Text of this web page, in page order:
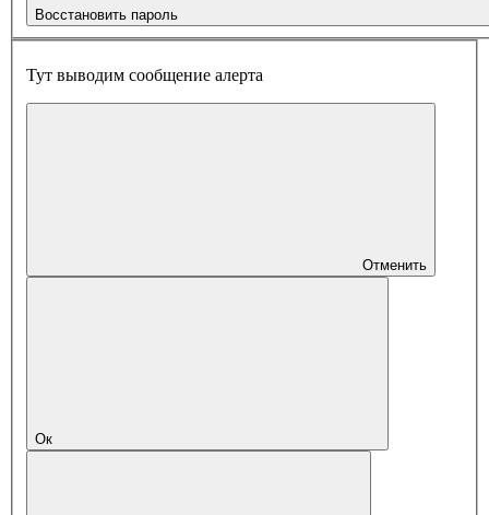
Восстановить пароль
Тут выводим сообщение алерта
Отменить
Ок